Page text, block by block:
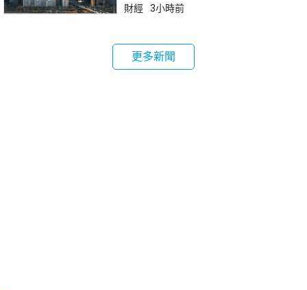
財經 3小時前
更多新聞